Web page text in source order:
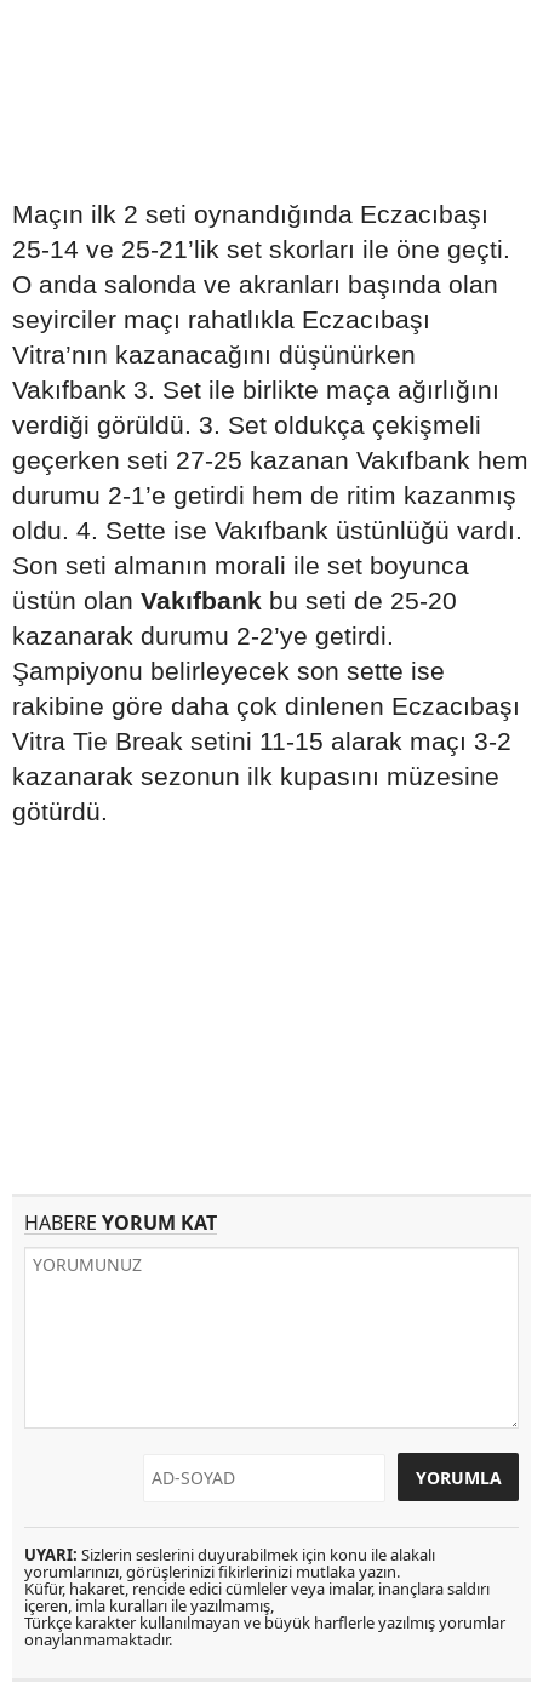
Maçın ilk 2 seti oynandığında Eczacıbaşı
25-14 ve 25-21’lik set skorları ile öne geçti.
O anda salonda ve akranları başında olan
seyirciler maçı rahatlıkla Eczacıbaşı
Vitra’nın kazanacağını düşünürken
Vakıfbank 3. Set ile birlikte maça ağırlığını
verdiği görüldü. 3. Set oldukça çekişmeli
geçerken seti 27-25 kazanan Vakıfbank hem
durumu 2-1’e getirdi hem de ritim kazanmış
oldu. 4. Sette ise Vakıfbank üstünlüğü vardı.
Son seti almanın morali ile set boyunca
üstün olan Vakıfbank bu seti de 25-20
kazanarak durumu 2-2’ye getirdi.
Şampiyonu belirleyecek son sette ise
rakibine göre daha çok dinlenen Eczacıbaşı
Vitra Tie Break setini 11-15 alarak maçı 3-2
kazanarak sezonun ilk kupasını müzesine
götürdü.
HABERE YORUM KAT
UYARI: Sizlerin seslerini duyurabilmek için konu ile alakalı
yorumlarınızı, görüşlerinizi fikirlerinizi mutlaka yazın.
Küfür, hakaret, rencide edici cümleler veya imalar, inançlara saldırı
içeren, imla kuralları ile yazılmamış,
Türkçe karakter kullanılmayan ve büyük harflerle yazılmış yorumlar
onaylanmamaktadır.